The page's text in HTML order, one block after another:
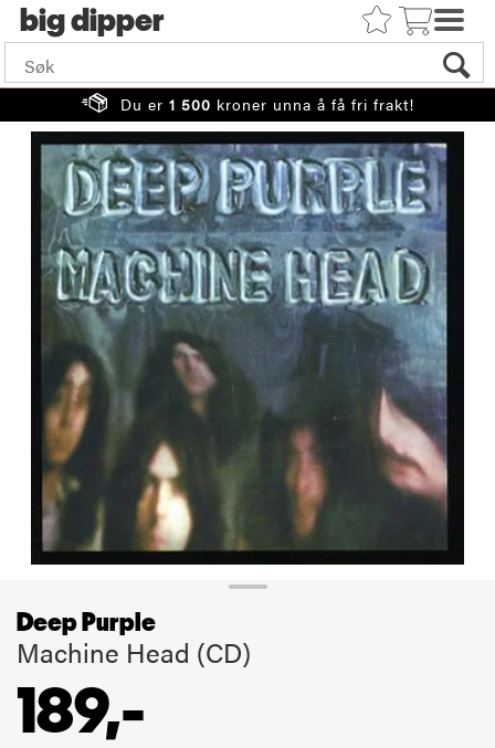
big
Du er 1 500 kroner unna å få fri frakt!
Deep Purple
Machine Head (CD)
189,-